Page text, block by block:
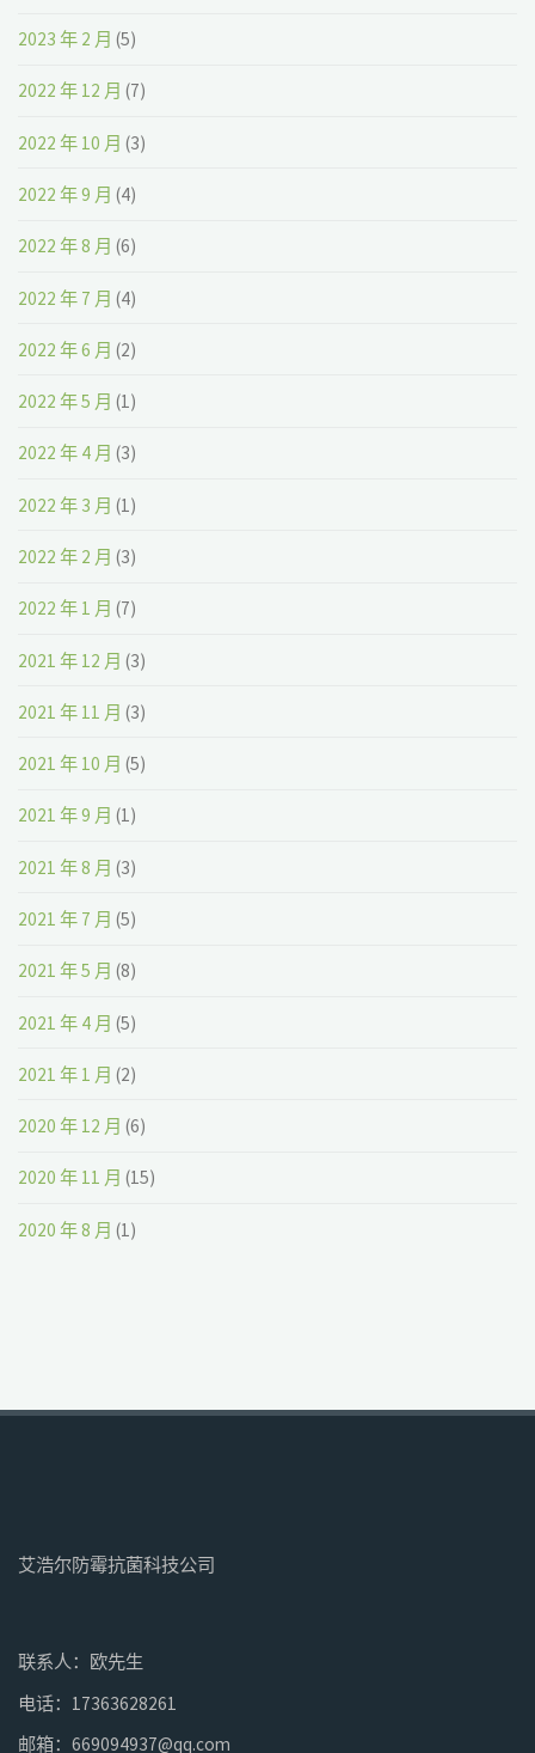
2023 年 2 月 (5)
2022 年 12 月 (7)
2022 年 10 月 (3)
2022 年 9 月 (4)
2022 年 8 月 (6)
2022 年 7 月 (4)
2022 年 6 月 (2)
2022 年 5 月 (1)
2022 年 4 月 (3)
2022 年 3 月 (1)
2022 年 2 月 (3)
2022 年 1 月 (7)
2021 年 12 月 (3)
2021 年 11 月 (3)
2021 年 10 月 (5)
2021 年 9 月 (1)
2021 年 8 月 (3)
2021 年 7 月 (5)
2021 年 5 月 (8)
2021 年 4 月 (5)
2021 年 1 月 (2)
2020 年 12 月 (6)
2020 年 11 月 (15)
2020 年 8 月 (1)
艾浩尔防霉抗菌科技公司
联系人：欧先生
电话：17363628261
邮箱：669094937@qq.com